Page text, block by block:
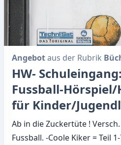
Angebotaus der Rubrik
HW-
Fussball-Hörspiel/
für Kinder/
Ab in die Zuckertüte !
Fussball. -Coole Kiker = Teil